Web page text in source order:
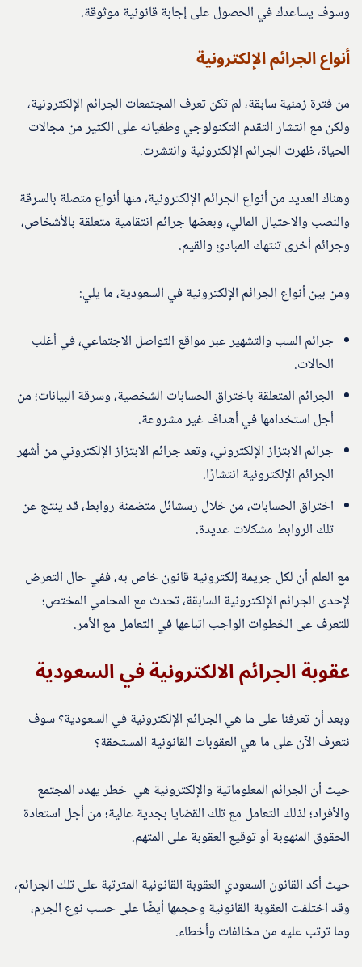
وسوف يساعدك في الحصول على إجابة قانونية موثوقة.
أنواع الجرائم الإلكترونية
من فترة زمنية سابقة، لم تكن تعرف المجتمعات الجرائم الإلكترونية،
ولكن مع انتشار التقدم التكنولوجي وطغيانه على الكثير من مجالات
الحياة، ظهرت الجرائم الإلكترونية وانتشرت.
وهناك العديد من أنواع الجرائم الإلكترونية، منها أنواع متصلة بالسرقة
والنصب والاحتيال المالي، وبعضها جرائم انتقامية متعلقة بالأشخاص،
وجرائم أخرى تنتهك المبادئ والقيم.
ومن بين أنواع الجرائم الإلكترونية في السعودية، ما يلي:
جرائم السب والتشهير عبر مواقع التواصل الاجتماعي، في أغلب
الحالات.
الجرائم المتعلقة باختراق الحسابات الشخصية، وسرقة البيانات؛ من
أجل استخدامها في أهداف غير مشروعة.
جرائم الابتزاز الإلكتروني، وتعد جرائم الابتزاز الإلكتروني من أشهر
الجرائم الإلكترونية انتشارًا.
اختراق الحسابات، من خلال رسشائل متضمنة روابط، قد ينتج عن
تلك الروابط مشكلات عديدة.
مع العلم أن لكل جريمة إلكترونية قانون خاص به، ففي حال التعرض
لإحدى الجرائم الإلكترونية السابقة، تحدث مع المحامي المختص؛
للتعرف عى الخطوات الواجب اتباعها في التعامل مع الأمر.
عقوبة الجرائم الالكترونية في السعودية
وبعد أن تعرفنا على ما هي الجرائم الإلكترونية في السعودية؟ سوف
نتعرف الآن على ما هي العقوبات القانونية المستحقة؟
حيث أن الجرائم المعلوماتية والإلكترونية هي خطر يهدد المجتمع
والأفراد؛ لذلك التعامل مع تلك القضايا بجدية عالية؛ من أجل استعادة
الحقوق المنهوبة أو توقيع العقوبة على المتهم.
حيث أكد القانون السعودي العقوبة القانونية المترتبة على تلك الجرائم،
وقد اختلفت العقوبة القانونية وحجمها أيضًا على حسب نوع الجرم،
وما ترتب عليه من مخالفات وأخطاء.